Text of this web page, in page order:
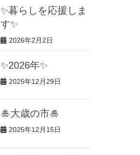
✨暮らしを応援しま
す✨
2026年2月2日
✨2026年✨
2025年12月29日
🎍大歳の市🎍
2025年12月15日